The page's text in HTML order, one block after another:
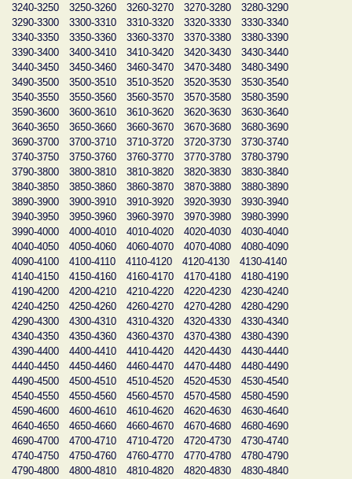
3240-3250
3250-3260 3260-3270 3270-3280
3280-3290
3290-3300
3300-3310 3310-3320 3320-3330
3330-3340
3340-3350
3350-3360 3360-3370 3370-3380
3380-3390
3390-3400
3400-3410 3410-3420 3420-3430
3430-3440
3440-3450
3450-3460 3460-3470 3470-3480
3480-3490
3490-3500
3500-3510 3510-3520 3520-3530
3530-3540
3540-3550
3550-3560 3560-3570 3570-3580
3580-3590
3590-3600
3600-3610 3610-3620 3620-3630
3630-3640
3640-3650
3650-3660 3660-3670 3670-3680
3680-3690
3690-3700
3700-3710 3710-3720 3720-3730
3730-3740
3740-3750
3750-3760 3760-3770 3770-3780
3780-3790
3790-3800
3800-3810 3810-3820 3820-3830
3830-3840
3840-3850
3850-3860 3860-3870 3870-3880
3880-3890
3890-3900
3900-3910 3910-3920 3920-3930
3930-3940
3940-3950
3950-3960 3960-3970 3970-3980
3980-3990
3990-4000
4000-4010 4010-4020 4020-4030
4030-4040
4040-4050
4050-4060 4060-4070 4070-4080
4080-4090
4090-4100
4100-4110 4110-4120 4120-4130
4130-4140
4140-4150
4150-4160 4160-4170 4170-4180
4180-4190
4190-4200
4200-4210 4210-4220 4220-4230
4230-4240
4240-4250
4250-4260 4260-4270 4270-4280
4280-4290
4290-4300
4300-4310 4310-4320 4320-4330
4330-4340
4340-4350
4350-4360 4360-4370 4370-4380
4380-4390
4390-4400
4400-4410 4410-4420 4420-4430
4430-4440
4440-4450
4450-4460 4460-4470 4470-4480
4480-4490
4490-4500
4500-4510 4510-4520 4520-4530
4530-4540
4540-4550
4550-4560 4560-4570 4570-4580
4580-4590
4590-4600
4600-4610 4610-4620 4620-4630
4630-4640
4640-4650
4650-4660 4660-4670 4670-4680
4680-4690
4690-4700
4700-4710 4710-4720 4720-4730
4730-4740
4740-4750
4750-4760 4760-4770 4770-4780
4780-4790
4790-4800
4800-4810 4810-4820 4820-4830
4830-4840